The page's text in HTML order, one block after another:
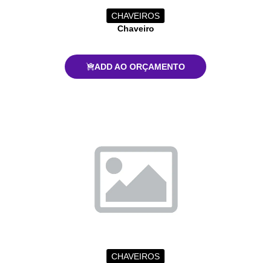
CHAVEIROS
Chaveiro
ADD AO ORÇAMENTO
CHAVEIROS